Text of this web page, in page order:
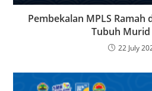
Pembekalan MPLS Ramah
Tubuh Murid
22 July